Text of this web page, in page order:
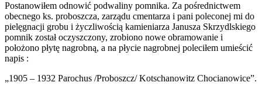
Postanowiłem odnowić podwaliny pomnika. Za pośrednictwem
obecnego ks. proboszcza, zarządu cmentarza i pani poleconej mi do
pielęgnacji grobu i życzliwością kamieniarza Janusza Skrzydlskiego
pomnik został oczyszczony, zrobiono nowe obramowanie i
położono płytę nagrobną, a na płycie nagrobnej poleciłem umieścić
napis :
„1905 – 1932 Parochus /Proboszcz/ Kotschanowitz Chocianowice”.